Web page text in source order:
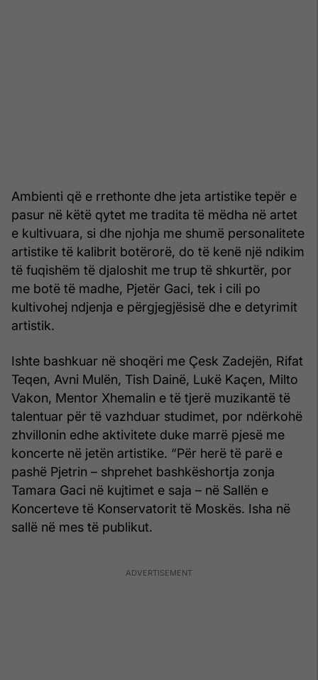
Ambienti që e rrethonte dhe jeta artistike tepër e
pasur në këtë qytet me tradita të mëdha në artet
e kultivuara, si dhe njohja me shumë personalitete
artistike të kalibrit botërorë, do të kenë një ndikim
të fuqishëm të djaloshit me trup të shkurtër, por
me botë të madhe, Pjetër Gaci, tek i cili po
kultivohej ndjenja e përgjegjësisë dhe e detyrimit
artistik.
Ishte bashkuar në shoqëri me Çesk Zadejën, Rifat
Teqen, Avni Mulën, Tish Dainë, Lukë Kaçen, Milto
Vakon, Mentor Xhemalin e të tjerë muzikantë të
talentuar për të vazhduar studimet, por ndërkohë
zhvillonin edhe aktivitete duke marrë pjesë me
koncerte në jetën artistike. “Për herë të parë e
pashë Pjetrin – shprehet bashkëshortja zonja
Tamara Gaci në kujtimet e saja – në Sallën e
Koncerteve të Konservatorit të Moskës. Isha në
sallë në mes të publikut.